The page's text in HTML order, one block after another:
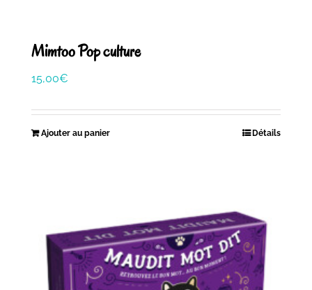
Mimtoo Pop culture
15,00€
Ajouter au panier Détails